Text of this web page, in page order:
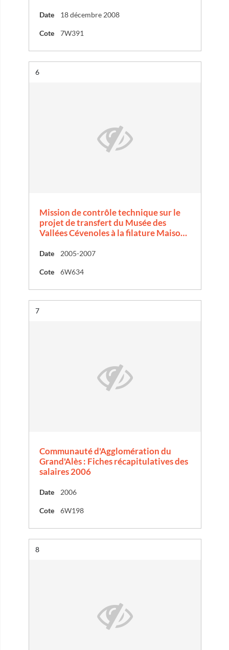
Date 18 décembre 2008
Cote 7W391
Résultat n°
6
Mission de contrôle technique sur le
projet de transfert du Musée des
Vallées Cévenoles à la filature Maiso…
Date 2005-2007
Cote 6W634
Résultat n°
7
Communauté d'Agglomération du
Grand'Alès : Fiches récapitulatives des
salaires 2006
Date 2006
Cote 6W198
Résultat n°
8